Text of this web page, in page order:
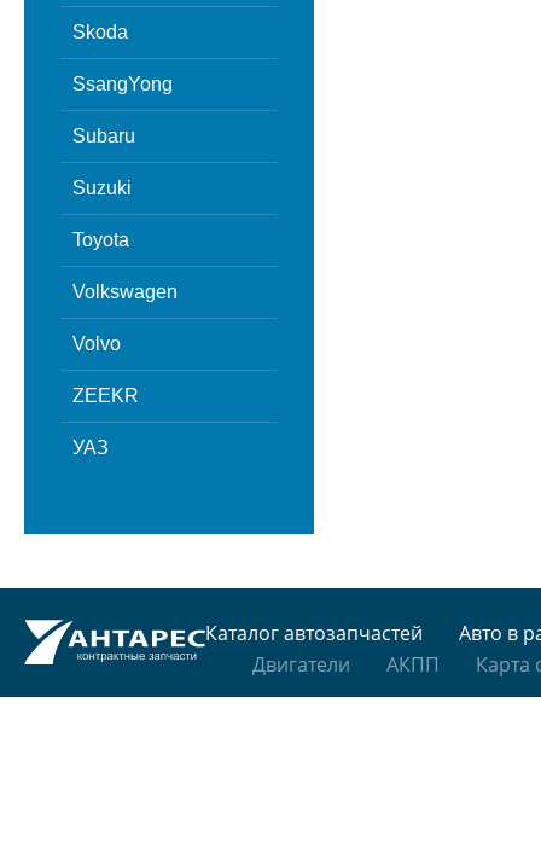
Skoda
SsangYong
Subaru
Suzuki
Toyota
Volkswagen
Volvo
ZEEKR
УАЗ
Каталог автозапчастей
Авто в
Двигатели
АКПП Карта